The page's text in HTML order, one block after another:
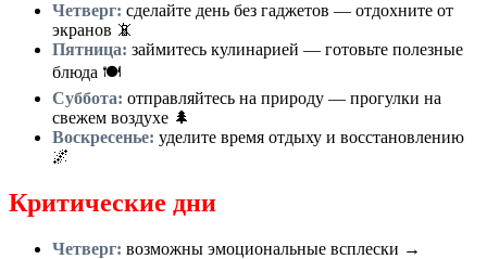
Четверг: сделайте день без гаджетов — отдохните от
экранов 📵
Пятница: займитесь кулинарией — готовьте полезные
блюда 🍽️
Суббота: отправляйтесь на природу — прогулки на
свежем воздухе 🌲
Воскресенье: уделите время отдыху и восстановлению
🌌
Критические дни
Четверг: возможны эмоциональные всплески →